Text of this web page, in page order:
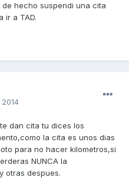
de hecho suspendi una cita
ir a TAD.
dan cita tu dices los
la cita es unos dias
para no hacer kilometros,si
NUNCA la
otras despues.